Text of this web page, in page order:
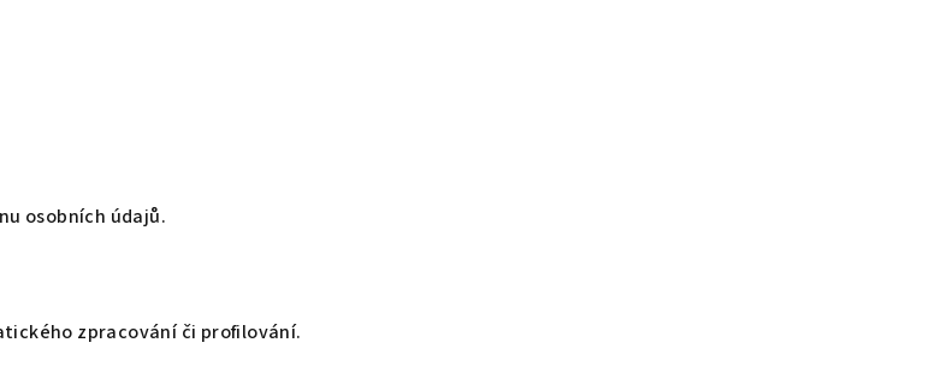
osobních údajů.
zpracování či profilování.